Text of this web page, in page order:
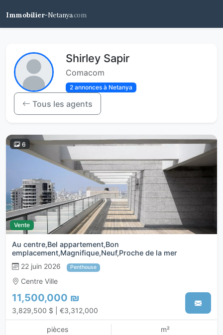
Immobilier-Netanya.com
Shirley Sapir
Comacom
2 annonces à Netanya
Tous les agents
Vente
6
Au centre,Bel appartement,Bon
emplacement,Magnifique,Neuf,Proche de la mer
22 juin 2026
Penthouse
Centre Ville
11,500,000 ₪
3,829,500 $ | €3,312,000
pièces
m²